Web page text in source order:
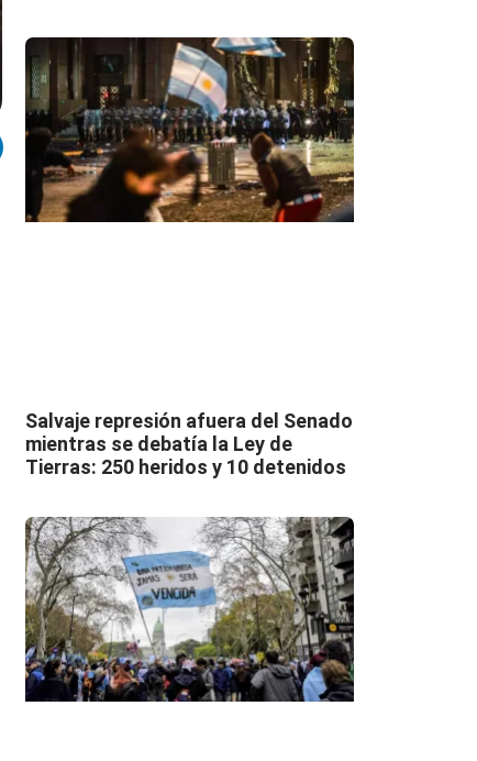
Salvaje represión afuera del Senado
mientras se debatía la Ley de
Tierras: 250 heridos y 10 detenidos